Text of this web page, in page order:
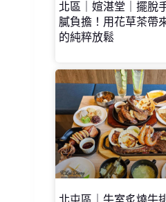
北區｜媗湛堂｜擺脫
膩負擔！用花草茶帶
的純粹放鬆
北屯區｜牛室炙燒牛